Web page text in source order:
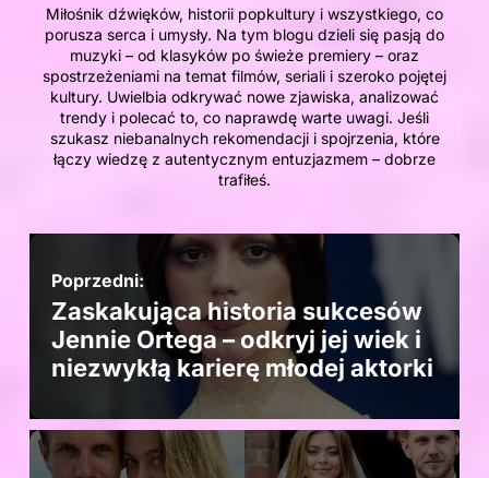
Miłośnik dźwięków, historii popkultury i wszystkiego, co
porusza serca i umysły. Na tym blogu dzieli się pasją do
muzyki – od klasyków po świeże premiery – oraz
spostrzeżeniami na temat filmów, seriali i szeroko pojętej
kultury. Uwielbia odkrywać nowe zjawiska, analizować
trendy i polecać to, co naprawdę warte uwagi. Jeśli
szukasz niebanalnych rekomendacji i spojrzenia, które
łączy wiedzę z autentycznym entuzjazmem – dobrze
trafiłeś.
Poprzedni:
Zaskakująca historia sukcesów
Jennie Ortega – odkryj jej wiek i
niezwykłą karierę młodej aktorki